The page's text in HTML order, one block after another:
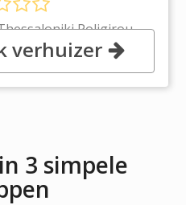
Poligirou -
Thessalonikis, 57001
verhuizer
3 simpele